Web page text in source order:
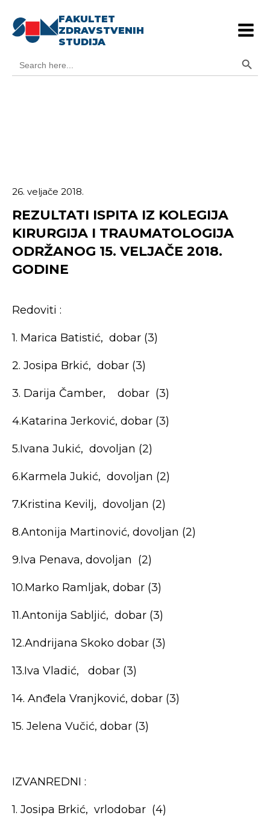
FAKULTET
ZDRAVSTVENIH
STUDIJA
for:
26. veljače 2018.
REZULTATI ISPITA IZ KOLEGIJA
KIRURGIJA I TRAUMATOLOGIJA
ODRŽANOG 15. VELJAČE 2018.
GODINE
Redoviti :
1. Marica Batistić, dobar (3)
2. Josipa Brkić, dobar (3)
3. Darija Čamber, dobar (3)
4.Katarina Jerković, dobar (3)
5.Ivana Jukić, dovoljan (2)
6.Karmela Jukić, dovoljan (2)
7.Kristina Kevilj, dovoljan (2)
8.Antonija Martinović, dovoljan (2)
9.Iva Penava, dovoljan (2)
10.Marko Ramljak, dobar (3)
11.Antonija Sabljić, dobar (3)
12.Andrijana Skoko dobar (3)
13.Iva Vladić, dobar (3)
14. Anđela Vranjković, dobar (3)
15. Jelena Vučić, dobar (3)
IZVANREDNI :
1. Josipa Brkić, vrlodobar (4)